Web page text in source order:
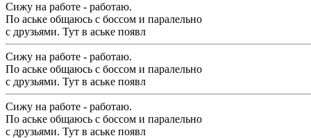
Сижу на работе - работаю.
По аське общаюсь с боссом и паралельно
с друзьями. Тут в аське появл
Сижу на работе - работаю.
По аське общаюсь с боссом и паралельно
с друзьями. Тут в аське появл
Сижу на работе - работаю.
По аське общаюсь с боссом и паралельно
с друзьями. Тут в аське появл